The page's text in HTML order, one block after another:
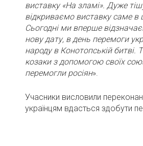
виставку «На зламі». Дуже
відкриваємо виставку саме в
Сьогодні ми вперше
нову дату, в день перемоги
народу в Конотопській битві.
козаки з допомогою своїх
перемогли росіян».
Учасники висловили
українцям вдасться здобути